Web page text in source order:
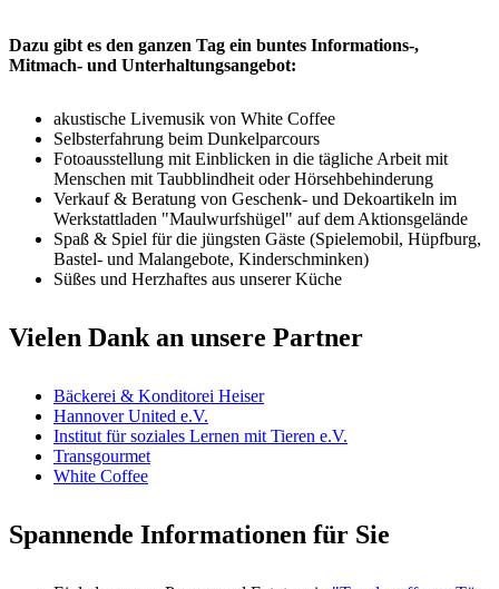
Dazu gibt es den ganzen Tag ein buntes Informations-,
Mitmach- und Unterhaltungsangebot:
akustische Livemusik von White Coffee
Selbsterfahrung beim Dunkelparcours
Fotoausstellung mit Einblicken in die tägliche Arbeit mit
Menschen mit Taubblindheit oder Hörsehbehinderung
Verkauf & Beratung von Geschenk- und Dekoartikeln im
Werkstattladen "Maulwurfshügel" auf dem Aktionsgelände
Spaß & Spiel für die jüngsten Gäste (Spielemobil, Hüpfburg,
Bastel- und Malangebote, Kinderschminken)
Süßes und Herzhaftes aus unserer Küche
Vielen Dank an unsere Partner
Bäckerei & Konditorei Heiser
Hannover United e.V.
Institut für soziales Lernen mit Tieren e.V.
Transgourmet
White Coffee
Spannende Informationen für Sie